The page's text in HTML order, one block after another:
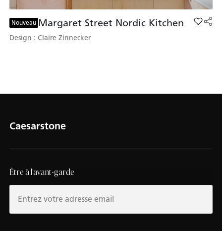
Nouveau Margaret Street Nordic Kitchen Add
Design : Claire Zinnecker
Caesarstone
Être à l’avant-garde